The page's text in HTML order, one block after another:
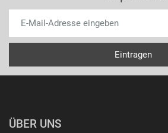
ÜBER UNS